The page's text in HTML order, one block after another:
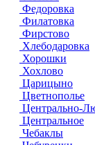
Федоровка
Филатовка
Фирстово
Хлебодаровка
Хорошки
Хохлово
Царицыно
Цветнополье
Центрально-
Центральное
Чебаклы